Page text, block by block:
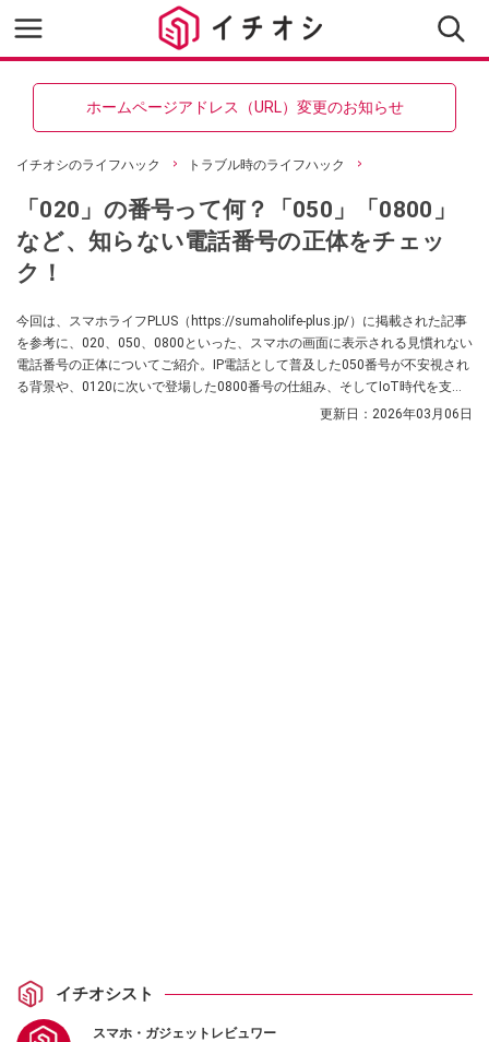
ホームページアドレス（URL）変更のお知らせ
イチオシのライフハック トラブル時のライフハック
「020」の番号って何？「050」「0800」
など、知らない電話番号の正体をチェッ
ク！
今回は、スマホライフPLUS（https://sumaholife-plus.jp/）に掲載された記事
を参考に、020、050、0800といった、スマホの画面に表示される見慣れない
電話番号の正体についてご紹介。IP電話として普及した050番号が不安視され
る背景や、0120に次いで登場した0800番号の仕組み、そしてIoT時代を支え
る020番号の意外な歴史をまとめました。各項目の詳細はぜひ、スマホライフ
更新日： 2026年03月06日
イチオシスト
スマホ・ガジェットレビュワー